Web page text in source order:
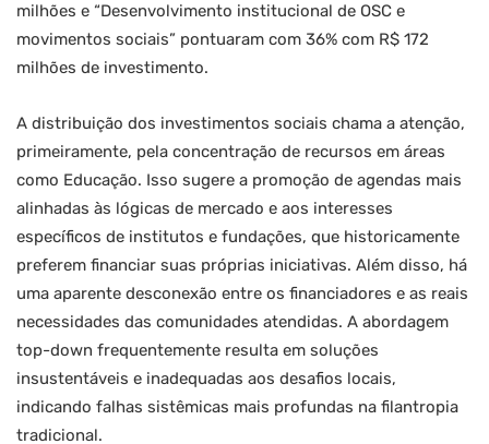
milhões e “Desenvolvimento institucional de OSC e
movimentos sociais” pontuaram com 36% com R$ 172
milhões de investimento.
A distribuição dos investimentos sociais chama a atenção,
primeiramente, pela concentração de recursos em áreas
como Educação. Isso sugere a promoção de agendas mais
alinhadas às lógicas de mercado e aos interesses
específicos de institutos e fundações, que historicamente
preferem financiar suas próprias iniciativas. Além disso, há
uma aparente desconexão entre os financiadores e as reais
necessidades das comunidades atendidas. A abordagem
top-down frequentemente resulta em soluções
insustentáveis e inadequadas aos desafios locais,
indicando falhas sistêmicas mais profundas na filantropia
tradicional.